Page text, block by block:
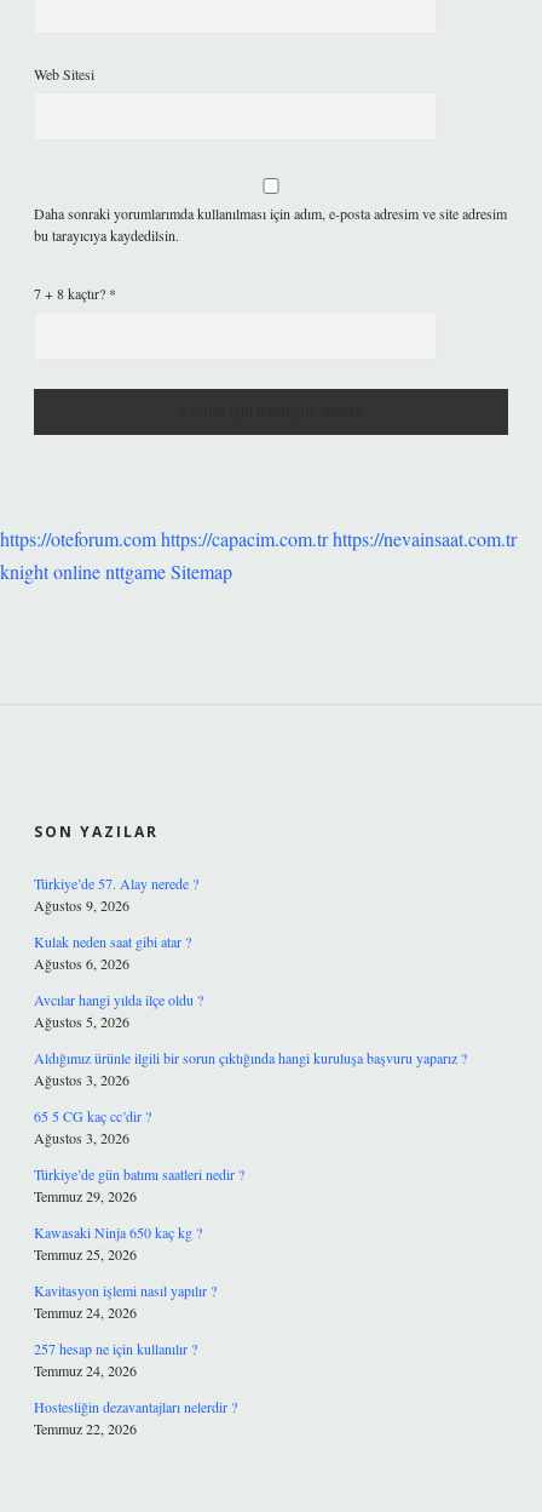
Web Sitesi
Daha sonraki yorumlarımda kullanılması için adım, e-posta adresim ve site adresim
bu tarayıcıya kaydedilsin.
7 + 8 kaçtır? *
https://oteforum.comhttps://capacim.com.trhttps://nevainsaat.com.tr
knight onlinenttgameSitemap
SON YAZILAR
Türkiye’de 57. Alay nerede ?
Ağustos 9, 2026
Kulak neden saat gibi atar ?
Ağustos 6, 2026
Avcılar hangi yılda ilçe oldu ?
Ağustos 5, 2026
Aldığımız ürünle ilgili bir sorun çıktığında hangi kuruluşa başvuru yaparız ?
Ağustos 3, 2026
65 5 CG kaç cc’dir ?
Ağustos 3, 2026
Türkiye’de gün batımı saatleri nedir ?
Temmuz 29, 2026
Kawasaki Ninja 650 kaç kg ?
Temmuz 25, 2026
Kavitasyon işlemi nasıl yapılır ?
Temmuz 24, 2026
257 hesap ne için kullanılır ?
Temmuz 24, 2026
Hostesliğin dezavantajları nelerdir ?
Temmuz 22, 2026